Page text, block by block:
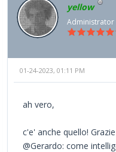
yellow
Administrator
01-24-2023, 01:11 PM
ah vero,
c'e' anche quello!
@Gerardo: come